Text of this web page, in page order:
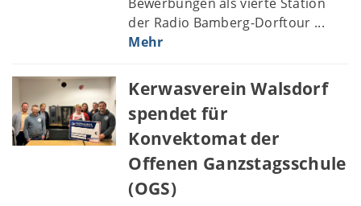
der Radio Bamberg-Dorftour ...
Mehr
Kerwasverein Walsdorf
spendet für
Konvektomat der
Offenen Ganzstagsschule
(OGS)